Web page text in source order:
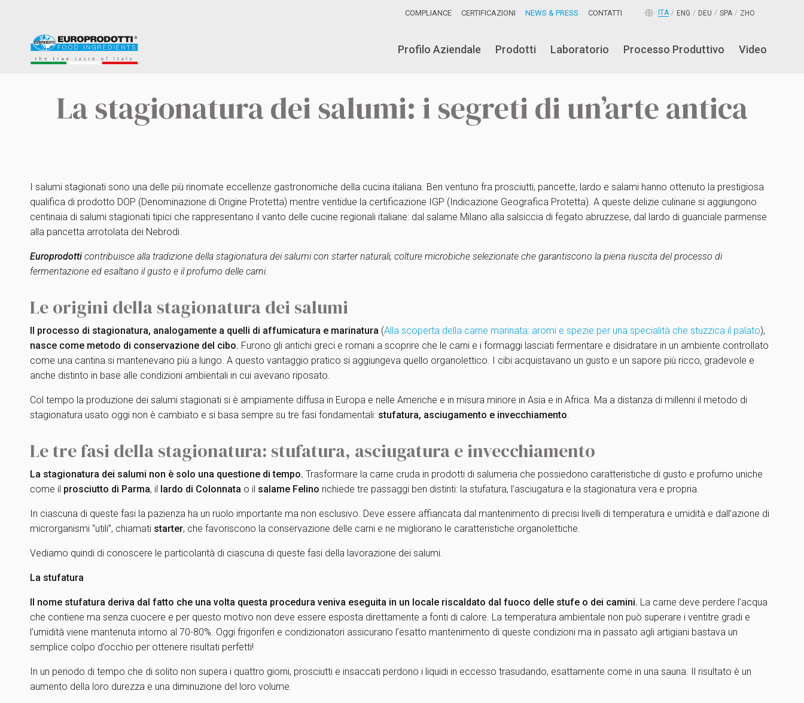
Profilo Aziendale Prodotti Laboratorio Processo Produttivo Video
COMPLIANCE CERTIFICAZIONI NEWS & PRESS CONTATTI ITA ENG DEU SPA ZHO
La stagionatura dei salumi: i segreti di un’arte antica
I salumi stagionati sono una delle più rinomate eccellenze gastronomiche della cucina italiana. Ben ventuno fra prosciutti, pancette, lardo e salami hanno ottenuto la prestigiosa
qualifica di prodotto DOP (Denominazione di Origine Protetta) mentre ventidue la certificazione IGP (Indicazione Geografica Protetta). A queste delizie culinarie si aggiungono
centinaia di salumi stagionati tipici che rappresentano il vanto delle cucine regionali italiane: dal salame Milano alla salsiccia di fegato abruzzese, dal lardo di guanciale parmense
alla pancetta arrotolata dei Nebrodi.
Europrodotti contribuisce alla tradizione della stagionatura dei salumi con starter naturali, colture microbiche selezionate che garantiscono la piena riuscita del processo di
fermentazione ed esaltano il gusto e il profumo delle carni.
Le origini della stagionatura dei salumi
Il processo di stagionatura, analogamente a quelli di affumicatura e marinatura (Alla scoperta della carne marinata: aromi e spezie per una specialità che stuzzica il palato),
nasce come metodo di conservazione del cibo. Furono gli antichi greci e romani a scoprire che le carni e i formaggi lasciati fermentare e disidratare in un ambiente controllato
come una cantina si mantenevano più a lungo. A questo vantaggio pratico si aggiungeva quello organolettico. I cibi acquistavano un gusto e un sapore più ricco, gradevole e
anche distinto in base alle condizioni ambientali in cui avevano riposato.
Col tempo la produzione dei salumi stagionati si è ampiamente diffusa in Europa e nelle Americhe e in misura minore in Asia e in Africa. Ma a distanza di millenni il metodo di
stagionatura usato oggi non è cambiato e si basa sempre su tre fasi fondamentali: stufatura, asciugamento e invecchiamento.
Le tre fasi della stagionatura: stufatura, asciugatura e invecchiamento
La stagionatura dei salumi non è solo una questione di tempo. Trasformare la carne cruda in prodotti di salumeria che possiedono caratteristiche di gusto e profumo uniche
come il prosciutto di Parma, il lardo di Colonnata o il salame Felino richiede tre passaggi ben distinti: la stufatura, l’asciugatura e la stagionatura vera e propria.
In ciascuna di queste fasi la pazienza ha un ruolo importante ma non esclusivo. Deve essere affiancata dal mantenimento di precisi livelli di temperatura e umidità e dall’azione di
microrganismi “utili”, chiamati starter, che favoriscono la conservazione delle carni e ne migliorano le caratteristiche organolettiche.
Vediamo quindi di conoscere le particolarità di ciascuna di queste fasi della lavorazione dei salumi.
La stufatura
Il nome stufatura deriva dal fatto che una volta questa procedura veniva eseguita in un locale riscaldato dal fuoco delle stufe o dei camini. La carne deve perdere l’acqua
che contiene ma senza cuocere e per questo motivo non deve essere esposta direttamente a fonti di calore. La temperatura ambientale non può superare i ventitre gradi e
l’umidità viene mantenuta intorno al 70-80%. Oggi frigoriferi e condizionatori assicurano l’esatto mantenimento di queste condizioni ma in passato agli artigiani bastava un
semplice colpo d’occhio per ottenere risultati perfetti!
In un periodo di tempo che di solito non supera i quattro giorni, prosciutti e insaccati perdono i liquidi in eccesso trasudando, esattamente come in una sauna. Il risultato è un
aumento della loro durezza e una diminuzione del loro volume.